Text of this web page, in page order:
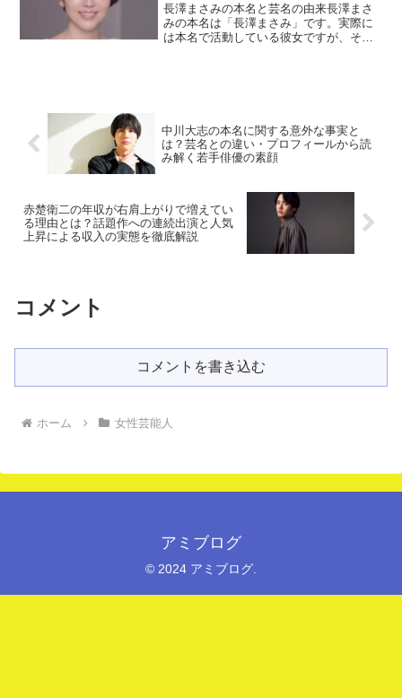
長澤まさみの本名と芸名の由来長澤まさ
みの本名は「長澤まさみ」です。実際に
は本名で活動している彼女ですが、その
中川大志の本名に関する意外な事実と
は？芸名との違い・プロフィールから読
み解く若手俳優の素顔
赤楚衛二の年収が右肩上がりで増えてい
る理由とは？話題作への連続出演と人気
上昇による収入の実態を徹底解説
コメント
コメントを書き込む
ホーム 女性芸能人
アミブログ
© 2024 アミブログ.